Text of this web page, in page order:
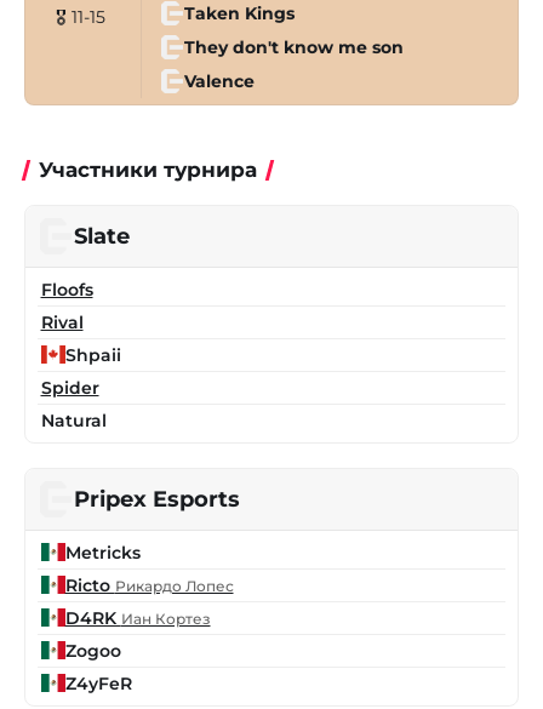
🎖 11-15
Taken Kings
They don't know me son
Valence
Участники турнира
Slate
Floofs
Rival
Shpaii
Spider
Natural
Pripex Esports
Metricks
Ricto Рикардо Лопес
D4RK Иан Кортез
Zogoo
Z4yFeR